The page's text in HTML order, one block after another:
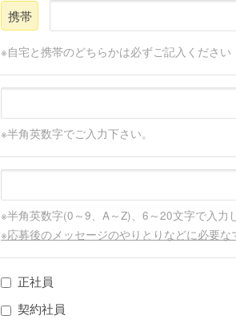
携帯
※自宅と携帯のどちらかは必ずご記入ください
※半角英数字でご入力下さい。
※半角英数字(0～9、A～Z)、6～20文字で入力
※応募後のメッセージのやりとりなどに必要な
正社員
契約社員